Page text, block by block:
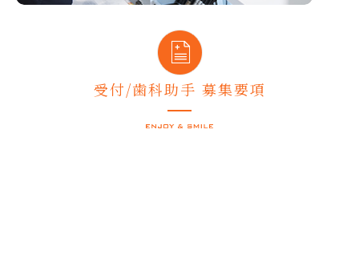
受付/歯科助手 募集要項